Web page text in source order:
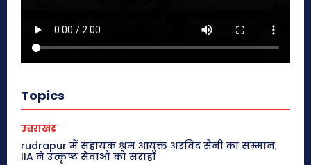
Topics
उत्तराखंड
rudrapur में सहायक श्रम आयुक्त अरविंद सैनी का सम्मान,
IIA ने उत्कृष्ट सेवाओं को सराहा